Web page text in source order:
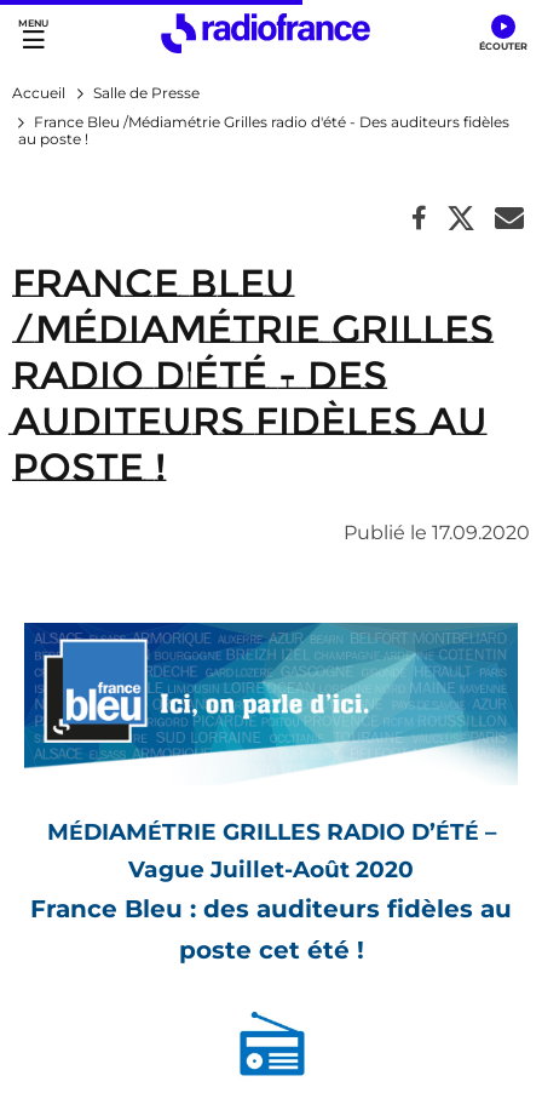
Accès direct :
Menu principal
Contenu
Accueil
Salle de Presse
France Bleu /Médiamétrie Grilles radio d'été - Des auditeurs fidèles
au poste !
France Bleu
/Médiamétrie Grilles
radio d'été - Des
auditeurs fidèles au
poste !
Publié le 17.09.2020
MÉDIAMÉTRIE GRILLES RADIO D’ÉTÉ –
Vague Juillet-Août 2020
France Bleu : des auditeurs fidèles au
poste cet été !